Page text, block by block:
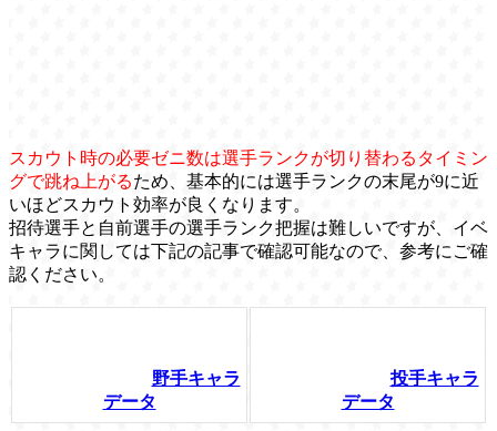
スカウト時の必要ゼニ数は選手ランクが切り替わるタイミン
グで跳ね上がるため、基本的には選手ランクの末尾が9に近
いほどスカウト効率が良くなります。
招待選手と自前選手の選手ランク把握は難しいですが、イベ
キャラに関しては下記の記事で確認可能なので、参考にご確
認ください。
野手キャラ
データ
投手キャラ
データ